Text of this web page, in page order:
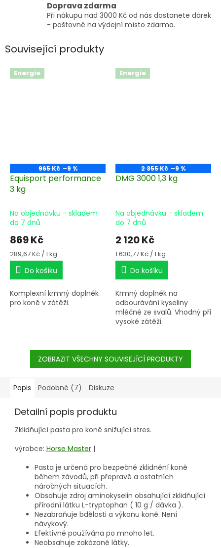
Doprava zdarma
Při nákupu nad 3000 Kč od nás dostanete dárek
- poštovné na výdejní místo zdarma.
Související produkty
Energie
965 Kč –9 %
Equisport performance
3 kg
Na objednávku - skladem
do 7 dnů
869 Kč
Měrná
cena:
289,67 Kč / 1 kg
Do košíku
Komplexní krmný doplněk
pro koně v zátěži.
Energie
2 355 Kč –9 %
DMG 3000 1,3 kg
Na objednávku - skladem
do 7 dnů
2 120 Kč
Měrná
cena:
1 630,77 Kč / 1 kg
Do košíku
Krmný doplněk na
odbourávání kyseliny
mléčné ze svalů. Vhodný při
vysoké zátěži.
ZOBRAZIT VŠECHNY SOUVISEJÍCÍ PRODUKTY
Popis Podobné (7) Diskuze
Detailní popis produktu
Zklidňující pasta pro koně snižující stres.
výrobce: Horse Master |
Pasta je určená pro bezpečné zklidnění koně
během závodů, při přepravě a ostatních
náročných situacích.
Obsahuje zdroj aminokyselin obsahující zklidňující
přírodní látku L-tryptophan ( 10 g / dávka ).
Nezabraňuje bdělosti a výkonu koně. Není
návykový.
Efektivně používána po mnoho let.
Neobsahuje zakázané látky.